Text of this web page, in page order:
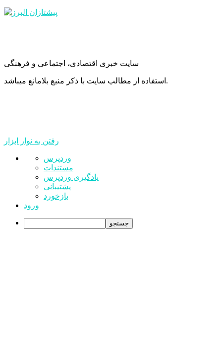
سایت خبری اقتصادی، اجتماعی و فرهنگی
استفاده از مطالب سایت با ذکر منبع بلامانع میباشد.
رفتن به نوار ابزار
درباره
وردپرس
وردپرس
مستندات
یادگیری وردپرس
پشتیبانی
بازخورد
ورود
جستجو